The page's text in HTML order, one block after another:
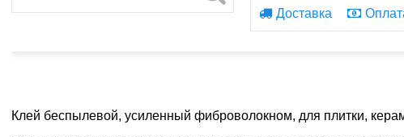
Доставка
Клей беспылевой, усиленный фиброволокном, для плитки,